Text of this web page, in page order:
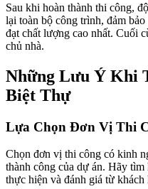
Sau khi hoàn thành thi công,
lại toàn bộ công trình, đảm
đạt chất lượng cao nhất. Cuối
chủ nhà.
Những Lưu Ý Khi
Biệt Thự
Lựa Chọn Đơn Vị Thi
Chọn đơn vị thi công có kinh
thành công của dự án. Hãy
thực hiện và đánh giá từ